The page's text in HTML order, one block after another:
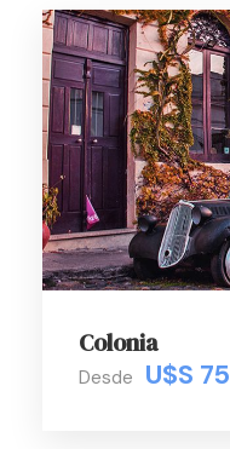
Colonia
Desde U$S 75